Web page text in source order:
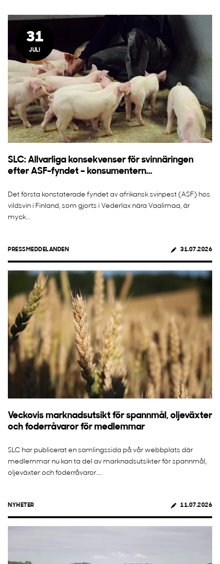
31
JULI
SLC: Allvarliga konsekvenser för svinnäringen
efter ASF-fyndet – konsumentern...
Det första konstaterade fyndet av afrikansk svinpest (ASF) hos
vildsvin i Finland, som gjorts i Vederlax nära Vaalimaa, är
myck...
PRESSMEDDELANDEN 31.07.2026
Veckovis marknadsutsikt för spannmål, oljeväxter
och foderråvaror för medlemmar
SLC har publicerat en samlingssida på vår webbplats där
medlemmar nu kan ta del av marknadsutsikter för spannmål,
oljeväxter och foderråvaror....
NYHETER 11.07.2026